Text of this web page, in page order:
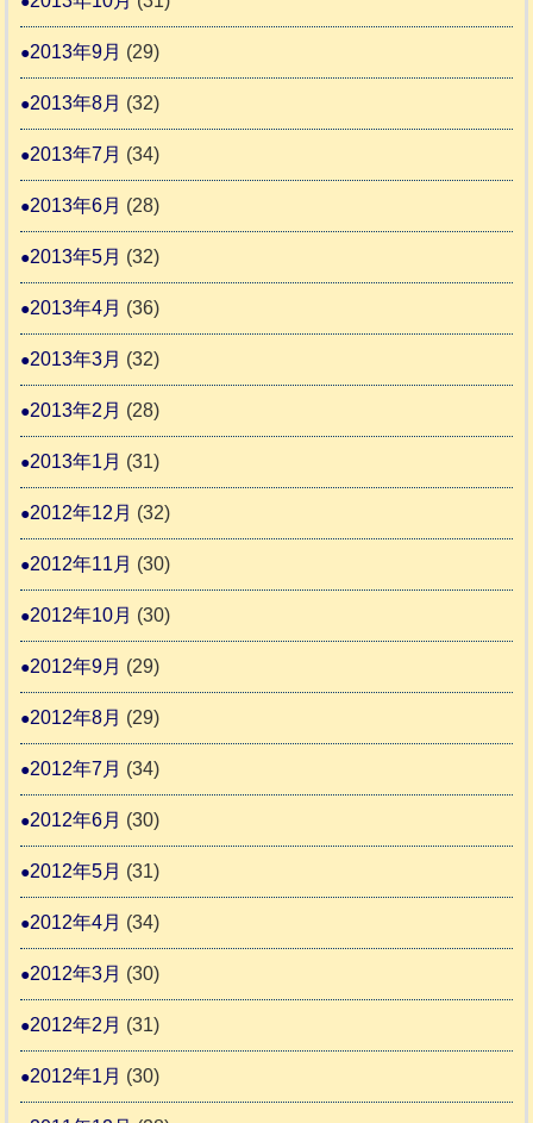
2013年9月 (29)
2013年8月 (32)
2013年7月 (34)
2013年6月 (28)
2013年5月 (32)
2013年4月 (36)
2013年3月 (32)
2013年2月 (28)
2013年1月 (31)
2012年12月 (32)
2012年11月 (30)
2012年10月 (30)
2012年9月 (29)
2012年8月 (29)
2012年7月 (34)
2012年6月 (30)
2012年5月 (31)
2012年4月 (34)
2012年3月 (30)
2012年2月 (31)
2012年1月 (30)